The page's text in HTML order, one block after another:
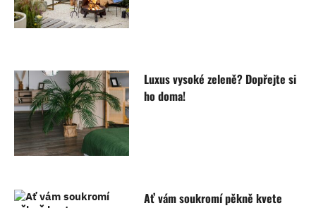
Luxus vysoké zeleně? Dopřejte si
ho doma!
Ať vám soukromí pěkně kvete